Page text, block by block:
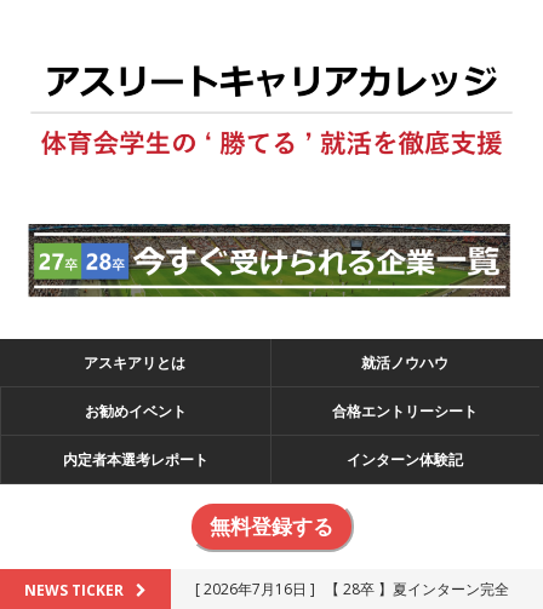
アスキアリとは 就活ノウハウ
お勧めイベント 合格エントリーシート
内定者本選考レポート インターン体験記
無料登録する
NEWS TICKER [ 2026年7月16日 ]
【 28卒 】夏インターン完全